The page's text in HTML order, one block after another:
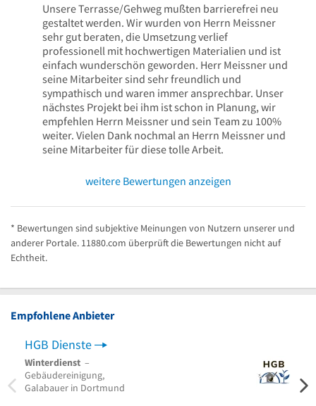
Unsere Terrasse/Gehweg mußten barrierefrei neu
gestaltet werden. Wir wurden von Herrn Meissner
sehr gut beraten, die Umsetzung verlief
professionell mit hochwertigen Materialien und ist
einfach wunderschön geworden. Herr Meissner und
seine Mitarbeiter sind sehr freundlich und
sympathisch und waren immer ansprechbar. Unser
nächstes Projekt bei ihm ist schon in Planung, wir
empfehlen Herrn Meissner und sein Team zu 100%
weiter. Vielen Dank nochmal an Herrn Meissner und
seine Mitarbeiter für diese tolle Arbeit.
weitere Bewertungen anzeigen
* Bewertungen sind subjektive Meinungen von Nutzern unserer und
anderer Portale. 11880.com überprüft die Bewertungen nicht auf
Echtheit.
Empfohlene Anbieter
HGB Dienste
Winterdienst –
Gebäudereinigung,
Galabauer in Dortmund